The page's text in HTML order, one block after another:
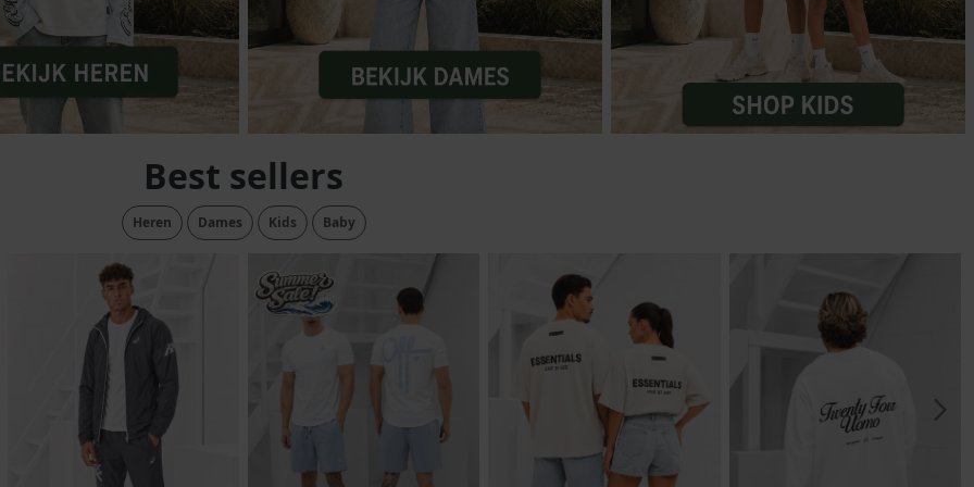
Marokko
Nigeria
Portugal
MID SEASON-SALE DAMES MID SEASON-SALE KIDS
Best sellers
Heren Dames Kids Baby